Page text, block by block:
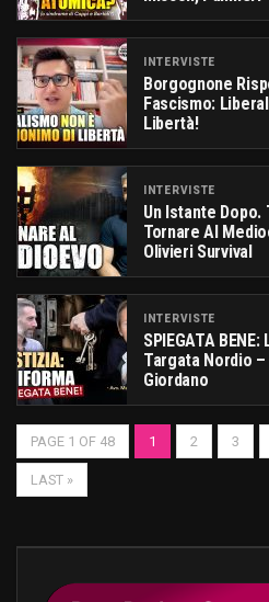
INTERVISTE
Borgognone
Fascismo:
Libertà!
INTERVISTE
Un Istante
Tornare Al
Olivieri Survival
INTERVISTE
SPIEGATA
Targata Nordio
Giordano
PAGE 1 OF 48 1 2 3
LAST »